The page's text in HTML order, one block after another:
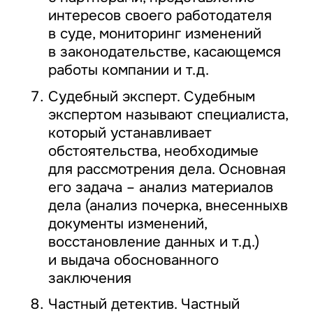
интересов своего работодателя
в суде, мониторинг изменений
в законодательстве, касающемся
работы компании и т.д.
Судебный эксперт. Судебным
экспертом называют специалиста,
который устанавливает
обстоятельства, необходимые
для рассмотрения дела. Основная
его задача – анализ материалов
дела (анализ почерка, внесенныхв
документы изменений,
восстановление данных и т.д.)
и выдача обоснованного
заключения
Частный детектив. Частный